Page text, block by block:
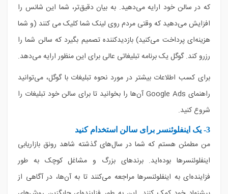
که در سالن خود ارایه می‌دهید. به بیان دقیق‌تر، شما این شانس را
افزایش می‌دهید که وقتی مردم روی لینک شما کلیک می کنند (و شما
هزینه‌ای پرداخت می‌کنید) بازدیدکننده تصمیم بگیرد که سالن شما را
رزرو کند. گوگل یک برنامه تبلیغاتی عالی برای این منظور ارایه می‌دهد.
برای کسب اطلاعات بیشتر در مورد نحوه تبلیغات با گوگل، می‌توانید
راهنمای Google Ads آن‌ها را بخوانید تا برای سالن خود تبلیغات را
شروع کنید.
3- یک اینفلوئنسر برای سالن استخدام کنید
من مطمئن هستم که شما در سال‌های گذشته شاهد رونق بازاریابی
اینفلوئنسرها بوده‌اید. برندهای بزرگ و مشاغل کوچک به طور
فزاینده‌ای به اینفلوئنسرها مراجعه می‌کنند تا به آن‌ها، در آگاهی از